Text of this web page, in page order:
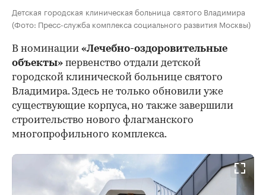
Детская городская клиническая больница святого Владимира
(Фото: Пресс-служба комплекса социального развития Москвы)
В номинации «Лечебно-оздоровительные
объекты» первенство отдали детской
городской клинической больнице святого
Владимира. Здесь не только обновили уже
существующие корпуса, но также завершили
строительство нового флагманского
многопрофильного комплекса.